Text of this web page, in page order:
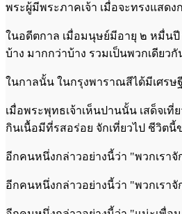
พระผู้มีพระภาคเจ้า เมื่อจะทรงแสด
ในอดีตกาล เมื่อมนุษย์มีอายุ ๒ หมื่น
บ้าง มากกว่าบ้าง รวมเป็นพวกเดียว
ในกาลนั้น ในกรุงพาราณสีได้มีเศรษ
เมื่อพระพุทธเจ้าเห็นปานนั้น เสด็จเ
กินเนื้อมีที่รสอร่อย จักเที่ยวไป ชีวิตนี้
อีกคนหนึ่งกล่าวอย่างนี้ว่า "พวกเรา
อีกคนหนึ่งกล่าวอย่างนี้ว่า "พวกเราจั